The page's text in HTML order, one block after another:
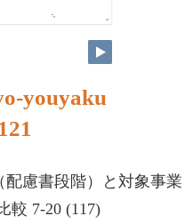
121
youyaku
配慮書段階）と対象事業
較 7-20 (117)